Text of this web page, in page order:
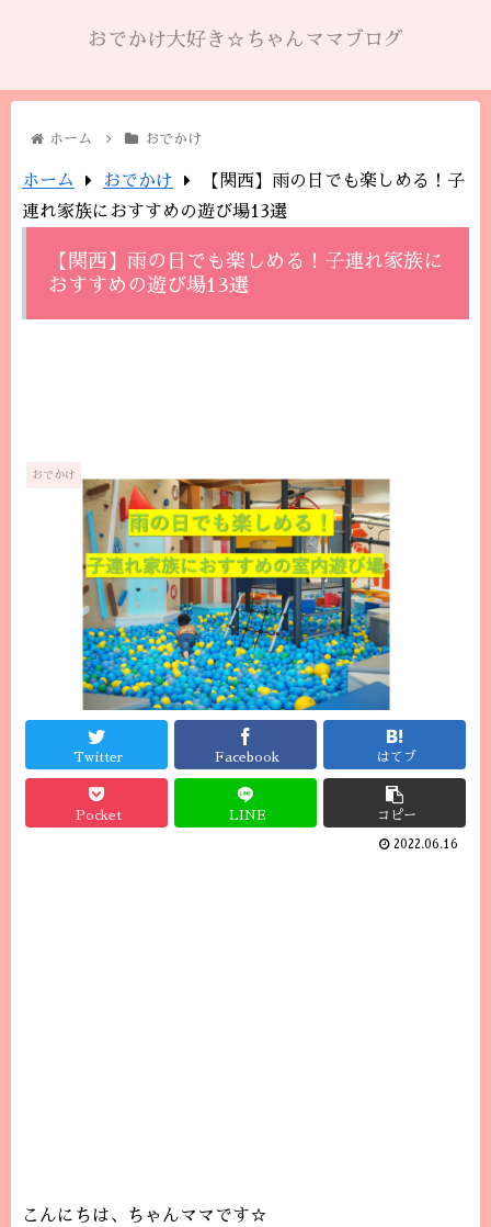
おでかけ大好き☆ちゃんママブログ
ホーム おでかけ
ホーム おでかけ
【関西】雨の日でも楽しめる！子
連れ家族におすすめの遊び場13選
【関西】雨の日でも楽しめる！子連れ家族に
おすすめの遊び場13選
おでかけ
Twitter Facebook はてブ
Pocket LINE コピー
2022.06.16
こんにちは、ちゃんママです☆